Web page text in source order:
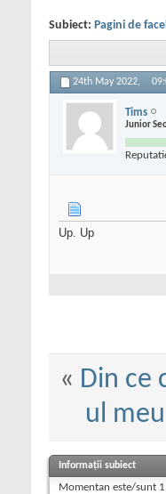
Subiect: Pagini de
24th May 2022,
Tims
Junior
Up. Up
« Din ce
ul
Informații subiect
Momentan este/sunt